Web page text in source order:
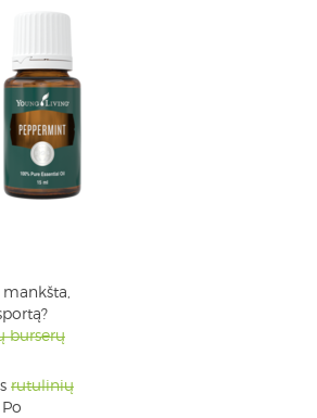
burserų
rutulinių